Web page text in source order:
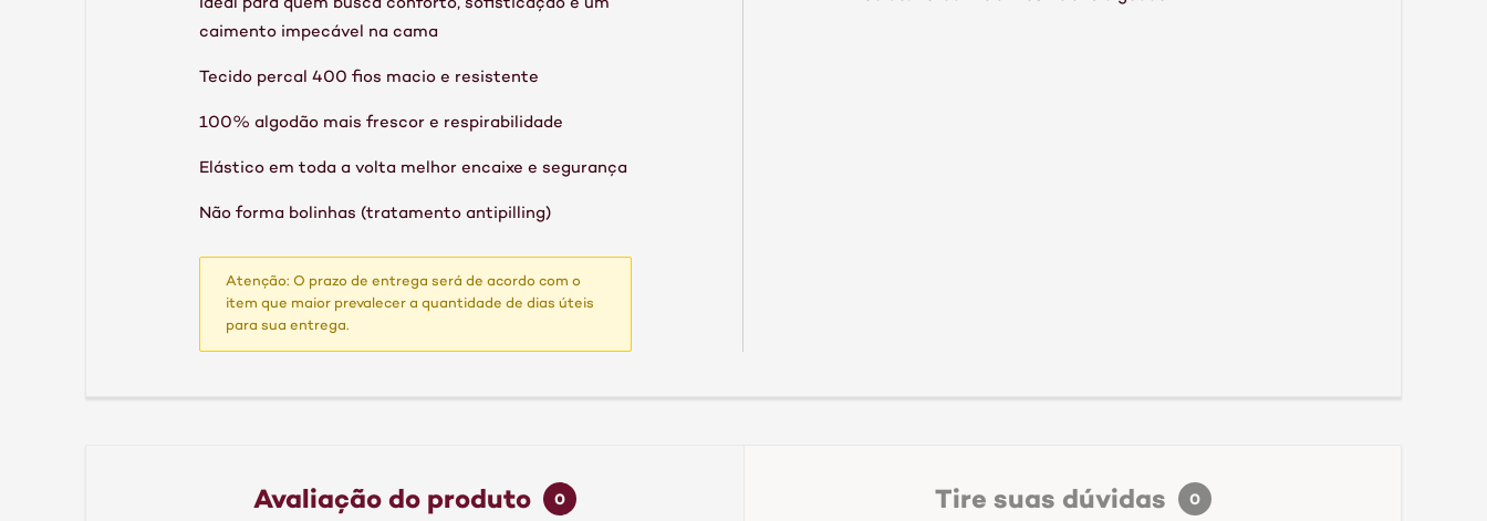
Ideal para quem busca conforto, sofisticação e um
caimento impecável na cama
Tecido percal 400 fios macio e resistente
100% algodão mais frescor e respirabilidade
Elástico em toda a volta melhor encaixe e segurança
Não forma bolinhas (tratamento antipilling)
Atenção: O prazo de entrega será de acordo com o
item que maior prevalecer a quantidade de dias úteis
para sua entrega.
Avaliação do produto 0 Tire suas dúvidas 0